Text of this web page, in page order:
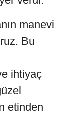
manevi
Bu
ihtiyaç
etinden